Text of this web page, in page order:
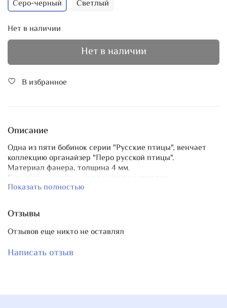
Серо-черный
Светлый
Нет в наличии
Нет в наличии
В избранное
Описание
Одна из пяти бобинок серии "Русские птицы", венчает
коллекцию органайзер "Перо русской птицы".
Материал фанера, толщина 4 мм.
Есть в двух цветах - серо-черном и светлом.
Показать полностью
Отзывы
Отзывов еще никто не оставлял
Написать отзыв